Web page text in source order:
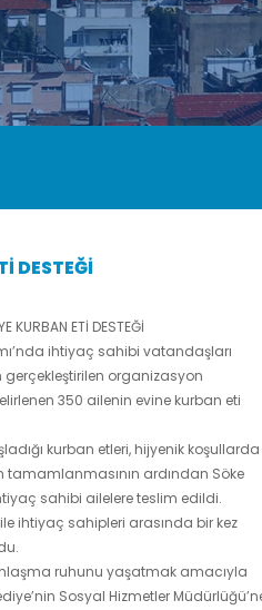
DESTEĞİ
KURBAN ETİ DESTEĞİ
ihtiyaç sahibi vatandaşları
organizasyon
350 ailenin evine kurban eti
kurban etleri, hijyenik koşullarda
tamamlanmasının ardından Söke
sahibi ailelere teslim edildi.
ihtiyaç sahipleri arasında bir kez
ruhunu yaşatmak amacıyla
Sosyal Hizmetler